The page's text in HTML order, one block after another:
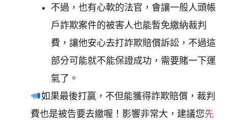
不過，也有心軟的法官，會讓一般人頭帳
戶詐欺案件的被害人也能暫免繳納裁判
費，讓他安心去打詐欺賠償訴訟，不過這
部分可能就不能保證成功，需要賭一下運
氣了。
如果最後打贏，不但能獲得詐欺賠償，裁判
費也是被告要去繳喔！影響非常大，建議您先